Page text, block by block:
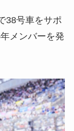
38号車をサポ
メンバーを発